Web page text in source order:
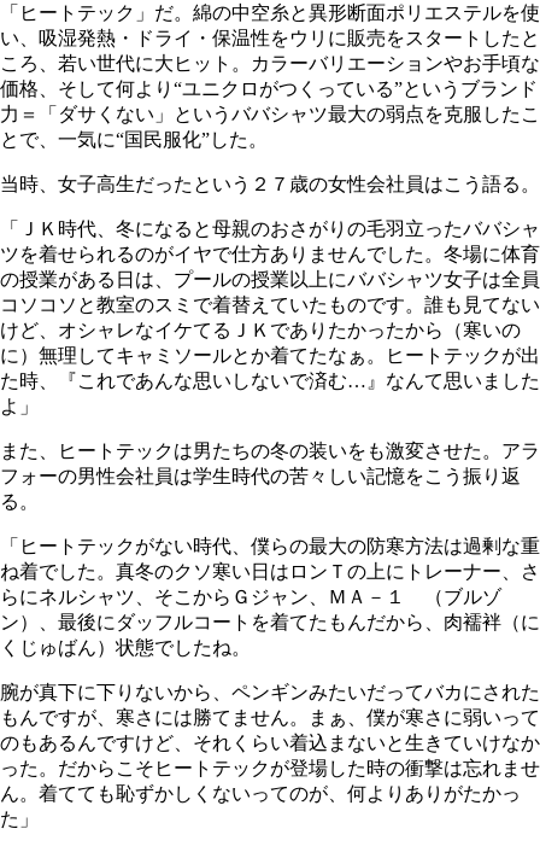
「ヒートテック」だ。綿の中空糸と異形断面ポリエステルを使
い、吸湿発熱・ドライ・保温性をウリに販売をスタートしたと
ころ、若い世代に大ヒット。カラーバリエーションやお手頃な
価格、そして何より“ユニクロがつくっている”というブランド
力＝「ダサくない」というババシャツ最大の弱点を克服したこ
とで、一気に“国民服化”した。
当時、女子高生だったという２７歳の女性会社員はこう語る。
「ＪＫ時代、冬になると母親のおさがりの毛羽立ったババシャ
ツを着せられるのがイヤで仕方ありませんでした。冬場に体育
の授業がある日は、プールの授業以上にババシャツ女子は全員
コソコソと教室のスミで着替えていたものです。誰も見てない
けど、オシャレなイケてるＪＫでありたかったから（寒いの
に）無理してキャミソールとか着てたなぁ。ヒートテックが出
た時、『これであんな思いしないで済む…』なんて思いました
よ」
また、ヒートテックは男たちの冬の装いをも激変させた。アラ
フォーの男性会社員は学生時代の苦々しい記憶をこう振り返
る。
「ヒートテックがない時代、僕らの最大の防寒方法は過剰な重
ね着でした。真冬のクソ寒い日はロンＴの上にトレーナー、さ
らにネルシャツ、そこからＧジャン、ＭＡ－１ （ブルゾ
ン）、最後にダッフルコートを着てたもんだから、肉襦袢（に
くじゅばん）状態でしたね。
腕が真下に下りないから、ペンギンみたいだってバカにされた
もんですが、寒さには勝てません。まぁ、僕が寒さに弱いって
のもあるんですけど、それくらい着込まないと生きていけなか
った。だからこそヒートテックが登場した時の衝撃は忘れませ
ん。着てても恥ずかしくないってのが、何よりありがたかっ
た」